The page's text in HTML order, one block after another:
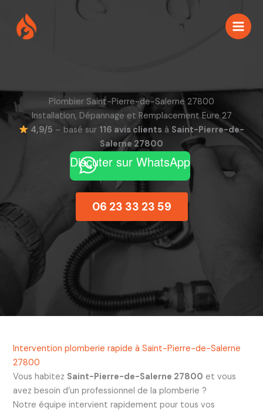
contenu
Plombier Saint-Pierre-de-Salerne 27800
Installation, Dépannage et Remplacement Eure 27
4,9/5 – basé sur 116 avis clients à Saint-Pierre-de-
Salerne 27800
Discuter sur WhatsApp
06 23 33 23 59
Intervention plomberie rapide à Saint-Pierre-de-Salerne
27800
Vous habitez Saint-Pierre-de-Salerne 27800 et vous
avez besoin d’un professionnel de la plomberie ?
Notre équipe intervient rapidement pour tous vos